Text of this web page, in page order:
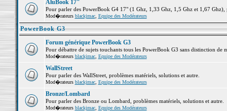
AluBook 17"
Pour parler des PowerBook G4 17" (1 Ghz, 1,33 Ghz, 1,5 Ghz et 1,67 Ghz),
Mod�rateurs blackjmac, Equipe des Modérateurs
PowerBook G3
Forum générique PowerBook G3
Pour débattre de sujets touchants tous les PowerBook G3 sans distinction de
Mod�rateurs blackjmac, Equipe des Modérateurs
WallStreet
Pour parler des WallStreet, problèmes matériels, solutions et autre.
Mod�rateurs blackjmac, Equipe des Modérateurs
Bronze/Lombard
Pour parler des Bronze ou Lombard, problèmes matériels, solutions et autre.
Mod�rateurs blackjmac, Equipe des Modérateurs